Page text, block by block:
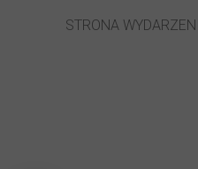
STRONA